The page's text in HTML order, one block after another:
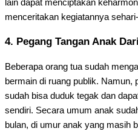
lain dapat menciptakan
menceritakan kegiatannya
4. Pegang Tangan Anak
Beberapa orang tua sudah
bermain di ruang publik. Namun,
sudah bisa duduk tegak dan
sendiri. Secara umum anak
bulan, di umur anak yang masih